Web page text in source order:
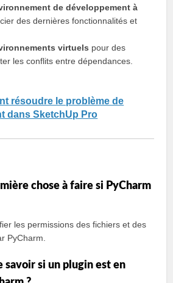
de développement à
des dernières fonctionnalités et
virtuels pour des
les conflits entre dépendances.
résoudre le problème de
dans SketchUp Pro
chose à faire si PyCharm
les permissions des fichiers et des
PyCharm.
savoir si un plugin est en